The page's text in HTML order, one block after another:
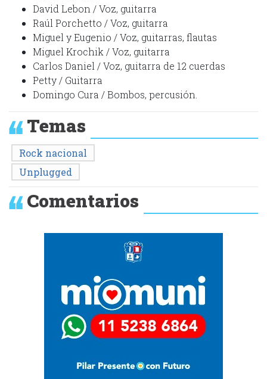
David Lebon / Voz, guitarra
Raúl Porchetto / Voz, guitarra
Miguel y Eugenio / Voz, guitarras, flautas
Miguel Krochik / Voz, guitarra
Carlos Daniel / Voz, guitarra de 12 cuerdas
Petty / Guitarra
Domingo Cura / Bombos, percusión.
Temas
Rock nacional
Unplugged
Comentarios